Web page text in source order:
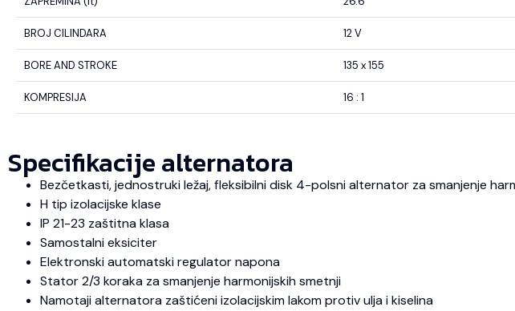
BROJ CILINDARA 12 V
BORE AND STROKE 135 x 155
KOMPRESIJA 16 : 1
Specifikacije alternatora
Bezčetkasti, jednostruki ležaj, fleksibilni disk 4-polsni alternator za smanjenje
H tip izolacijske klase
IP 21-23 zaštitna klasa
Samostalni eksiciter
Elektronski automatski regulator napona
Stator 2/3 koraka za smanjenje harmonijskih smetnji
Namotaji alternatora zaštićeni izolacijskim lakom protiv ulja i kiselina